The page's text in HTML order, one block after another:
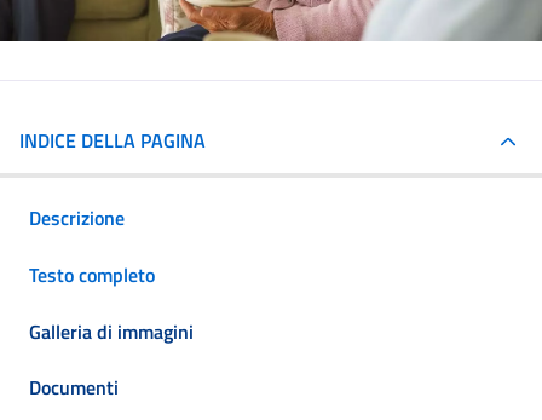
INDICE DELLA PAGINA
Descrizione
Testo completo
Galleria di immagini
Documenti